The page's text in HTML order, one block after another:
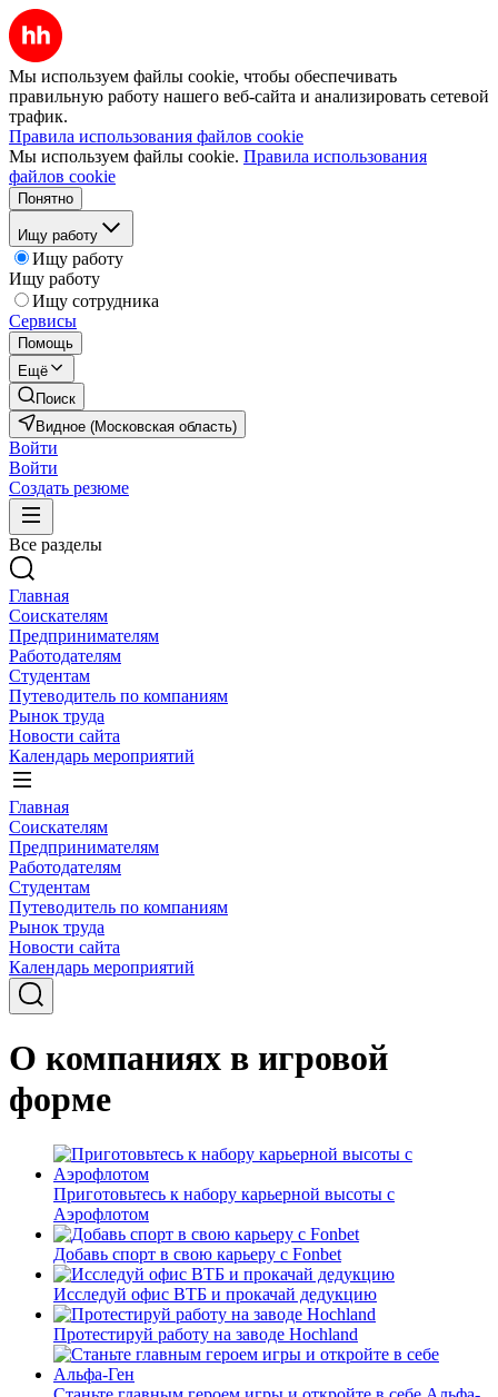
Мы используем файлы cookie, чтобы обеспечивать
правильную работу нашего веб-сайта и анализировать сетевой
трафик.
Правила использования файлов cookie
Мы используем файлы cookie. Правила использования
файлов cookie
Понятно
Ищу работу
Ищу работу
Ищу работу
Ищу сотрудника
Сервисы
Помощь
Ещё
Поиск
Видное (Московская область)
Войти
Войти
Создать резюме
Все разделы
Главная
Соискателям
Предпринимателям
Работодателям
Студентам
Путеводитель по компаниям
Рынок труда
Новости сайта
Календарь мероприятий
Главная
Соискателям
Предпринимателям
Работодателям
Студентам
Путеводитель по компаниям
Рынок труда
Новости сайта
Календарь мероприятий
О компаниях в игровой
форме
Приготовьтесь к набору карьерной высоты с
Аэрофлотом
Добавь спорт в свою карьеру с Fonbet
Исследуй офис ВТБ и прокачай дедукцию
Протестируй работу на заводе Hochland